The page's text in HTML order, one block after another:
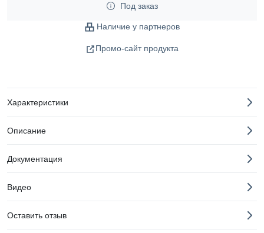
Под заказ
Наличие у партнеров
Промо-сайт продукта
Характеристики
Описание
Документация
Видео
Оставить отзыв